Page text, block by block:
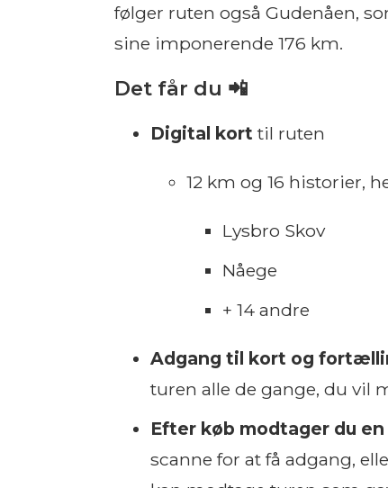
følger ruten også Gudenåen,
sine imponerende 176 km.
Det får du 📲
Digital kort til ruten
12 km og 16 historier,
Lysbro Skov
Nåege
+ 14 andre
Adgang til kort og
turen alle de gange, du vil
Efter køb modtager du
scanne for at få adgang,